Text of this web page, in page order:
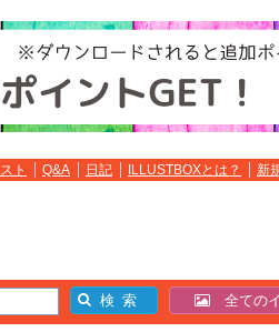
ト Q&A 日記 ILLUSTBOXとは？ 新
全てのイ